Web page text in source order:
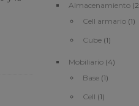
Almacenamiento
Cell armario(1)
Cube(1)
Mobiliario(4)
Base(1)
Cell (1)